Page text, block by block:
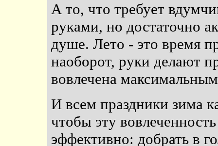
А то, что требует
руками, но достаточно
душе. Лето - это время
наоборот, руки делают
вовлечена
И всем праздники зима
чтобы эту
эффективно: добрать в